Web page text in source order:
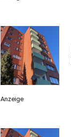
Anzeige